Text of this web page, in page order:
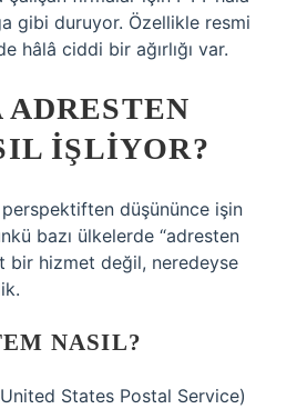
gibi duruyor. Özellikle resmi
hâlâ ciddi bir ağırlığı var.
ADRESTEN
IŞLIYOR?
düşününce işin
bazı ülkelerde “adresten
bir hizmet değil, neredeyse
NASIL?
States Postal Service)